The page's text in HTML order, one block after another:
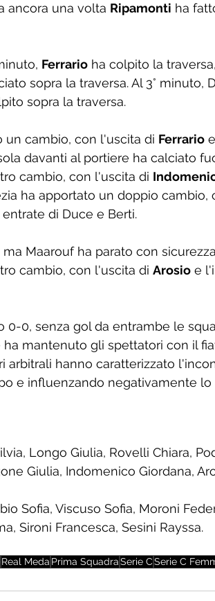
ancora una volta Ripamonti ha
Ferrario ha colpito la
sopra la traversa. Al 3° minuto,
sopra la traversa.
un cambio, con l'uscita di Ferrario
davanti al portiere ha calciato
cambio, con l'uscita di
ha apportato un doppio cambio,
di Duce e Berti.
Maarouf ha parato con
cambio, con l'uscita di Arosio e
0, senza gol da entrambe le
mantenuto gli spettatori con il
arbitrali hanno caratterizzato
e influenzando negativamente lo
Longo Giulia, Rovelli Chiara,
Giulia, Indomenico Giordana,
Sofia, Viscuso Sofia, Moroni
Sironi Francesca, Sesini Rayssa.
Real Meda Prima SquadraSerie CSerie C